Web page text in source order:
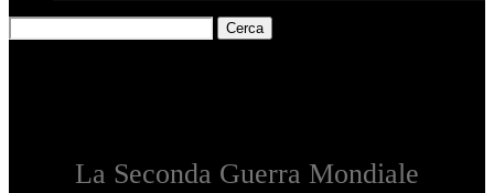
Cerca
La Seconda Guerra Mondiale